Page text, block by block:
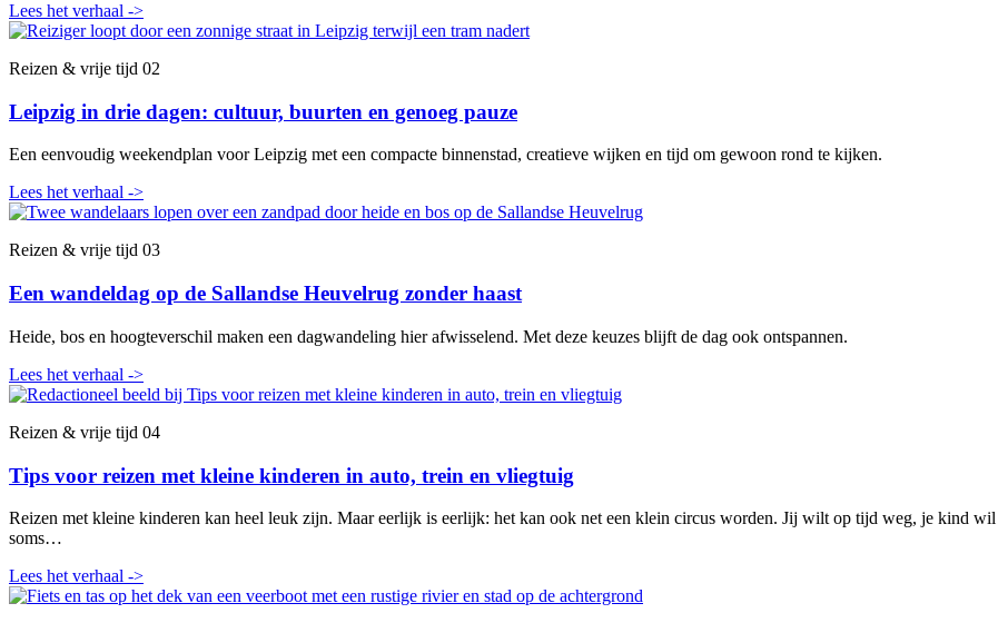
Lees het verhaal ->
Reizen & vrije tijd 02
Leipzig in drie dagen: cultuur, buurten en genoeg pauze
Een eenvoudig weekendplan voor Leipzig met een compacte binnenstad, creatieve wijken en tijd om gewoon rond te kijken.
Lees het verhaal ->
Reizen & vrije tijd 03
Een wandeldag op de Sallandse Heuvelrug zonder haast
Heide, bos en hoogteverschil maken een dagwandeling hier afwisselend. Met deze keuzes blijft de dag ook ontspannen.
Lees het verhaal ->
Reizen & vrije tijd 04
Tips voor reizen met kleine kinderen in auto, trein en vliegtuig
Reizen met kleine kinderen kan heel leuk zijn. Maar eerlijk is eerlijk: het kan ook net een klein circus worden. Jij wilt op tijd weg, je kind wil
soms…
Lees het verhaal ->